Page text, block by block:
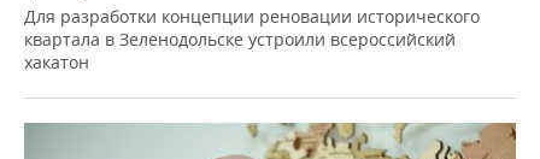
Для разработки концепции реновации исторического
квартала в Зеленодольске устроили всероссийский
хакатон